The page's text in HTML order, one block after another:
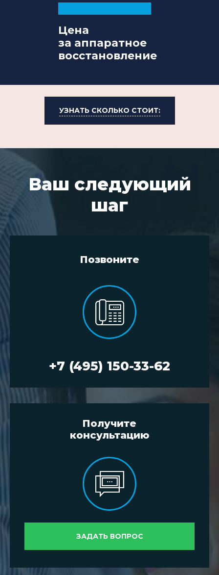
Цена
за аппаратное
восстановление
УЗНАТЬ СКОЛЬКО СТОИТ:
Ваш следующий
шаг
Позвоните
+7 (495) 150-33-62
Получите
консультацию
ЗАДАТЬ ВОПРОС